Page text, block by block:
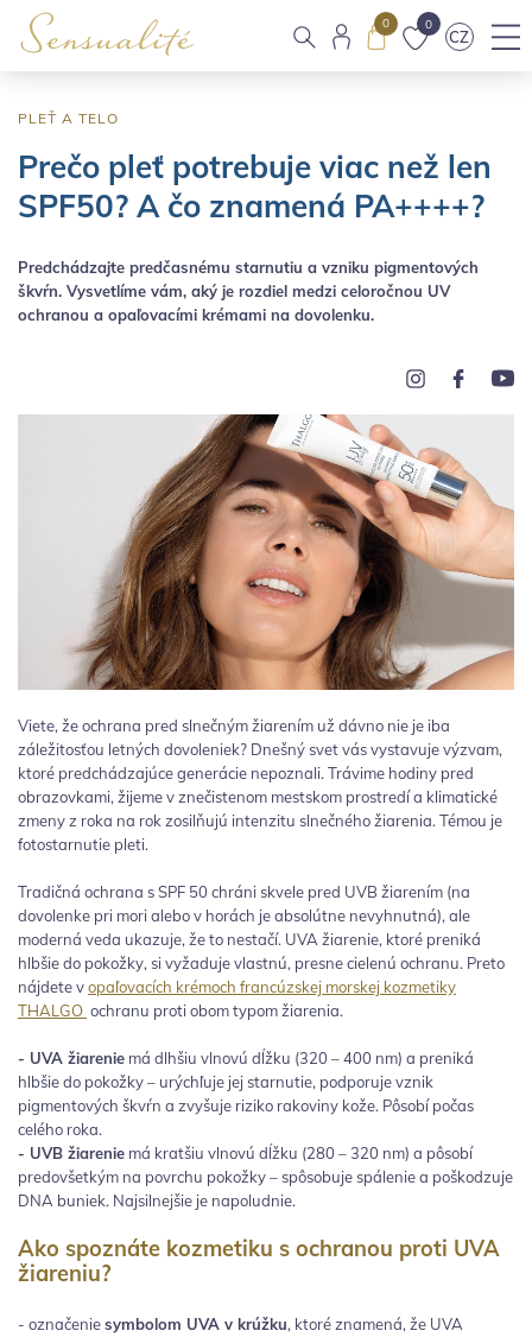
0 0
CZ
PLEŤ A TELO
Prečo pleť potrebuje viac než len
SPF50? A čo znamená PA++++?
Predchádzajte predčasnému starnutiu a vzniku pigmentových
škvŕn. Vysvetlíme vám, aký je rozdiel medzi celoročnou UV
ochranou a opaľovacími krémami na dovolenku.
Viete, že ochrana pred slnečným žiarením už dávno nie je iba
záležitosťou letných dovoleniek? Dnešný svet vás vystavuje výzvam,
ktoré predchádzajúce generácie nepoznali. Trávime hodiny pred
obrazovkami, žijeme v znečistenom mestskom prostredí a klimatické
zmeny z roka na rok zosilňujú intenzitu slnečného žiarenia. Témou je
fotostarnutie pleti.
Tradičná ochrana s SPF 50 chráni skvele pred UVB žiarením (na
dovolenke pri mori alebo v horách je absolútne nevyhnutná), ale
moderná veda ukazuje, že to nestačí. UVA žiarenie, ktoré preniká
hlbšie do pokožky, si vyžaduje vlastnú, presne cielenú ochranu. Preto
nájdete vopaľovacích krémoch francúzskej morskej kozmetiky
THALGO ochranu proti obom typom žiarenia.
- UVA žiarenie má dlhšiu vlnovú dĺžku (320 – 400 nm) a preniká
hlbšie do pokožky – urýchľuje jej starnutie, podporuje vznik
pigmentových škvŕn a zvyšuje riziko rakoviny kože. Pôsobí počas
celého roka.
- UVB žiarenie má kratšiu vlnovú dĺžku (280 – 320 nm) a pôsobí
predovšetkým na povrchu pokožky – spôsobuje spálenie a poškodzuje
DNA buniek. Najsilnejšie je napoludnie.
Ako spoznáte kozmetiku s ochranou proti UVA
žiareniu?
- označeniesymbolom UVA v krúžku, ktoré znamená, že UVA